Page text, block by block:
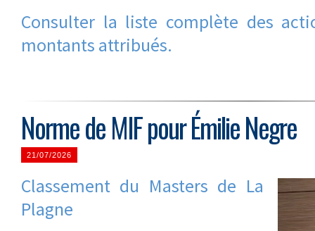
Consulter la liste complète des
montants attribués.
Norme de MIF pour Émilie Negre
21/07/2026
Classement du Masters de La
Plagne